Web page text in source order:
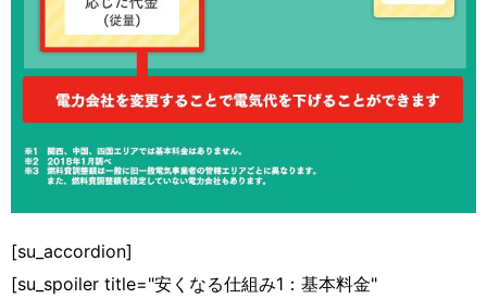
[su_accordion]
[su_spoiler title="安くなる仕組み1：基本料金"